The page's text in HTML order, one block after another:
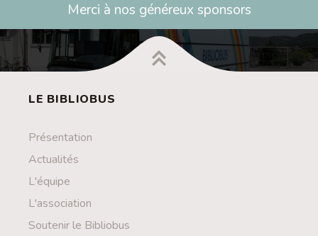
Merci à nos généreux sponsors
LE BIBLIOBUS
Présentation
Actualités
L'équipe
L'association
Soutenir le Bibliobus